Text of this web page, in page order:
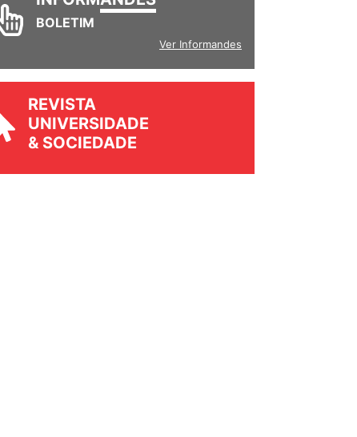
BOLETIM
Ver Informandes
REVISTA
UNIVERSIDADE
& SOCIEDADE